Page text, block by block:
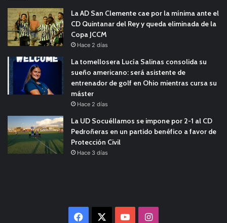
La AD San Clemente cae por la mínima ante el
CD Quintanar del Rey y queda eliminada de la
Copa JCCM
Hace 2 días
La tomellosera Lucía Salinas consolida su
sueño americano: será asistente de
entrenador de golf en Ohio mientras cursa su
máster
Hace 2 días
La UD Socuéllamos se impone por 2-1 al CD
Pedroñeras en un partido benéfico a favor de
Protección Civil
Hace 3 días
Facebook YouTubeInstagram